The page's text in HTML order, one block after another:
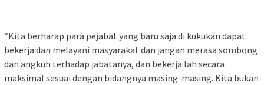
“Kita berharap para pejabat yang baru saja di kukukan dapat
bekerja dan melayani masyarakat dan jangan merasa sombong
dan angkuh terhadap jabatanya, dan bekerja lah secara
maksimal sesuai dengan bidangnya masing-masing. Kita bukan